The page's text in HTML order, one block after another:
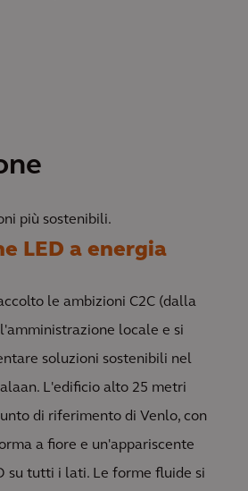
più sostenibili.
LED a energia
le ambizioni C2C (dalla
locale e si
soluzioni sostenibili nel
L'edificio alto 25 metri
di riferimento di Venlo, con
a fiore e un'appariscente
su tutti i lati. Le forme fluide si